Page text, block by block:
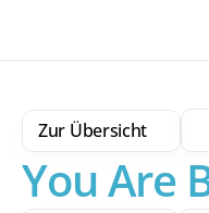
Zur Übersicht
You Are